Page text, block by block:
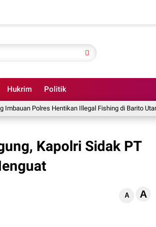
Hukrim Politik
Polres Hentikan Illegal Fishing di Barito Utara
Kapolri Sidak PT
A A